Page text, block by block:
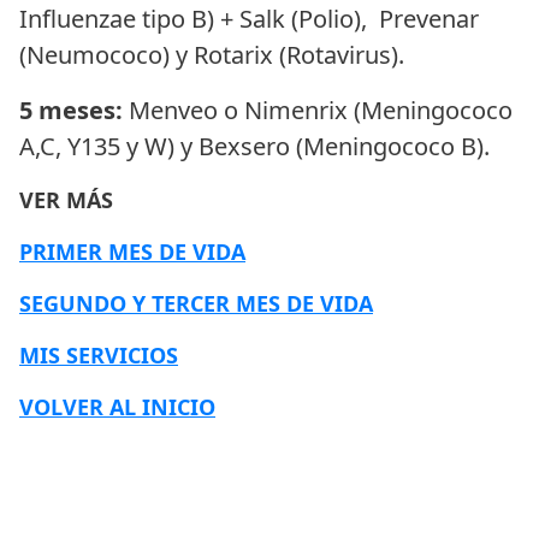
Influenzae tipo B) + Salk (Polio), Prevenar
(Neumococo) y Rotarix (Rotavirus).
5 meses: Menveo o Nimenrix (Meningococo
A,C, Y135 y W) y Bexsero (Meningococo B).
VER MÁS
PRIMER MES DE VIDA
SEGUNDO Y TERCER MES DE VIDA
MIS SERVICIOS
VOLVER AL INICIO